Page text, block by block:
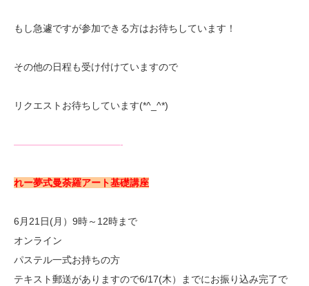
もし急遽ですが参加できる方はお待ちしています！
その他の日程も受け付けていますので
リクエストお待ちしています(*^_^*)
———————————-
れー夢式曼荼羅アート基礎講座
6月21日(月）9時～12時まで
オンライン
パステル一式お持ちの方
テキスト郵送がありますので6/17(木）までにお振り込み完了で